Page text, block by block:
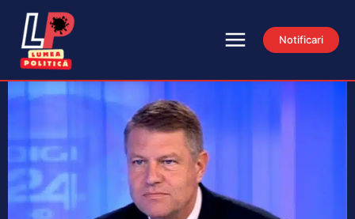
Notificari